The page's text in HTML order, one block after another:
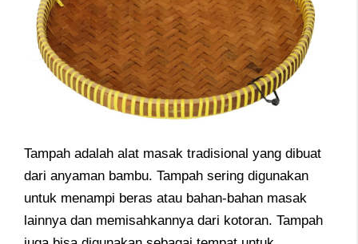
Tampah adalah alat masak tradisional yang dibuat
dari anyaman bambu. Tampah sering digunakan
untuk menampi beras atau bahan-bahan masak
lainnya dan memisahkannya dari kotoran. Tampah